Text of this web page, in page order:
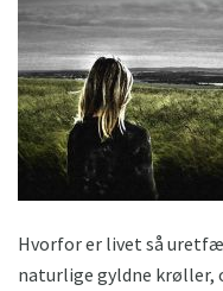
Hvorfor er livet så
naturlige gyldne krøller,